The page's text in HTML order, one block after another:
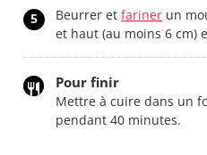
5 Beurrer et fariner un
et haut (au moins 6 cm)
Pour finir
Mettre à cuire dans un
pendant 40 minutes.